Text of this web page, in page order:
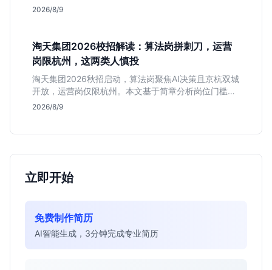
耕非虚构写作的头部团队，该岗位提供独立发稿机会与
2026/8/9
淘天集团2026校招解读：算法岗拼刺刀，运营
岗限杭州，这两类人慎投
淘天集团2026秋招启动，算法岗聚焦AI决策且京杭双城
开放，运营岗仅限杭州。本文基于简章分析岗位门槛、
薪资行情及适合人群，帮应届生判断是否值得投递。
2026/8/9
立即开始
免费制作简历
AI智能生成，3分钟完成专业简历